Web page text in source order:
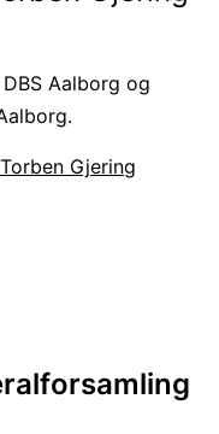
Aalborg og
Gjering